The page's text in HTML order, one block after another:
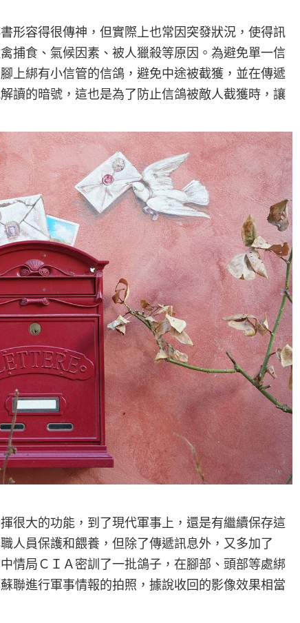
容得很傳神，但實際上也常因突發狀況，使得訊
捕食、氣候因素、被人獵殺等原因。為避免單一信
上綁有小信管的信鴿，避免中途被截獲，並在傳遞
讀的暗號，這也是為了防止信鴿被敵人截獲時，讓
大的功能，到了現代軍事上，還是有繼續保存這
人員保護和餵養，但除了傳遞訊息外，又多加了
情局ＣＩＡ密訓了一批鴿子，在腳部、頭部等處綁
聯進行軍事情報的拍照，據說收回的影像效果相當